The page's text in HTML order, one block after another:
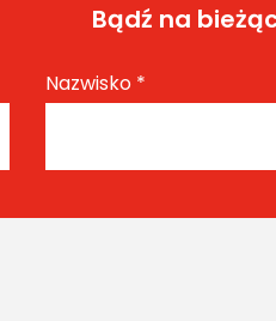
Bądź na
Nazwisko *